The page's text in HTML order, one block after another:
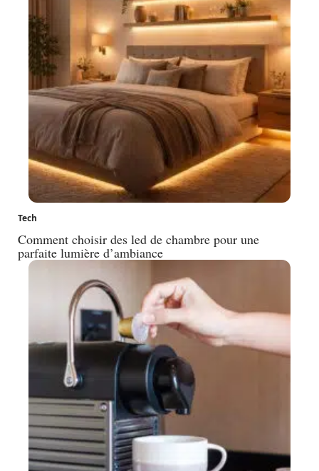
Tech
Comment choisir des led de chambre pour une
parfaite lumière d’ambiance